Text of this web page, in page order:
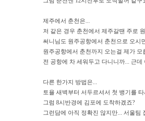
제주에서 춘천은...
저 같은 경우 춘천에서 제주갈땐 주로
써니님도 원주공항에서 춘천으로 오시
원주공항에서 춘천까지 오는걸 제가 모
전 공항에 차 세워두고 다니니까... 근
다른 한가지 방법은...
토욜 새벽부터 서두르셔서 첫 뱅기를
그럼 8시반경에 김포에 도착하겠죠?
그런담에 아직 정확진 않지만... 서울팀